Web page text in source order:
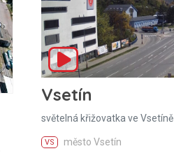
Vsetín
světelná křižovatka ve Vsetíně
VS město Vsetín